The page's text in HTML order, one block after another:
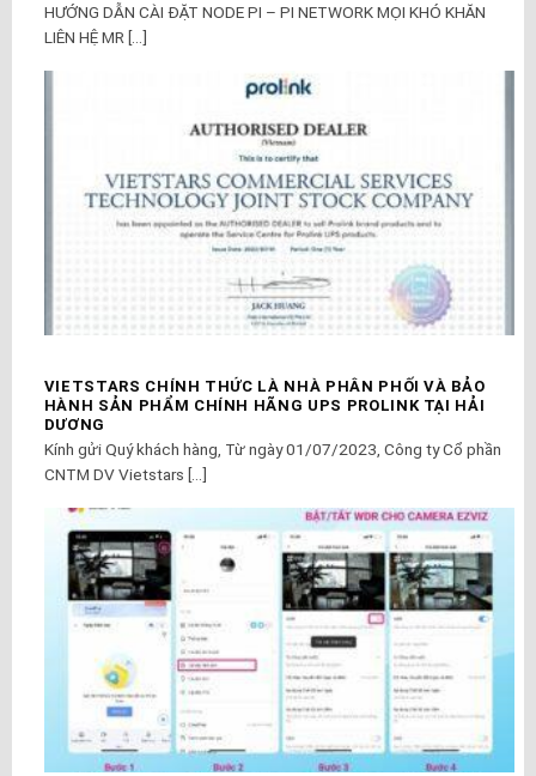
HƯỚNG DẪN CÀI ĐẶT NODE PI – PI NETWORK MỌI KHÓ KHĂN
LIÊN HỆ MR [...]
VIETSTARS CHÍNH THỨC LÀ NHÀ PHÂN PHỐI VÀ BẢO
HÀNH SẢN PHẨM CHÍNH HÃNG UPS PROLINK TẠI HẢI
DƯƠNG
Kính gửi Quý khách hàng, Từ ngày 01/07/2023, Công ty Cổ phần
CNTM DV Vietstars [...]